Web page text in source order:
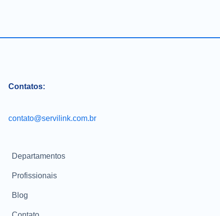
Contatos:
contato@servilink.com.br
Departamentos
Profissionais
Blog